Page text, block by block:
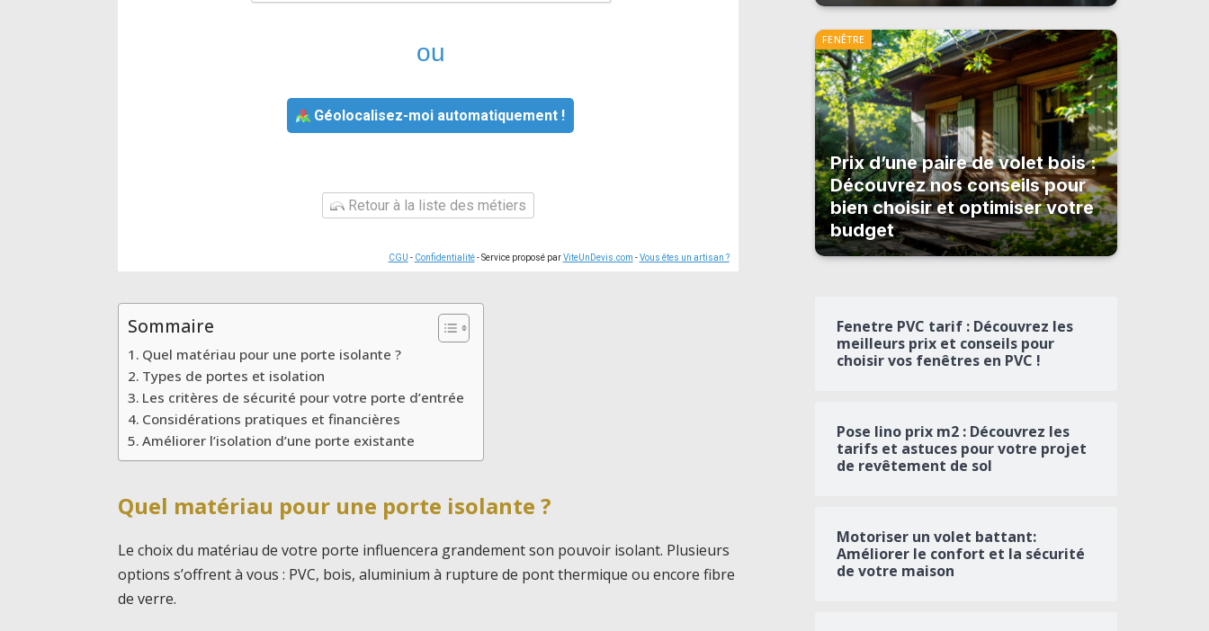
ou
Géolocalisez-moi automatiquement !
Retour à la liste des métiers
CGU - Confidentialité- Service proposé parViteUnDevis.com -Vous êtes un artisan ?
Sommaire
Quel matériau pour une porte isolante ?
Types de portes et isolation
Les critères de sécurité pour votre porte d’entrée
Considérations pratiques et financières
Améliorer l’isolation d’une porte existante
Quel matériau pour une porte isolante ?
Le choix du matériau de votre porte influencera grandement son pouvoir isolant. Plusieurs
options s’offrent à vous : PVC, bois, aluminium à rupture de pont thermique ou encore fibre
de verre.
FENÊTRE
Prix d’une paire de volet bois :
Découvrez nos conseils pour
bien choisir et optimiser votre
budget
Fenetre PVC tarif : Découvrez les
meilleurs prix et conseils pour
choisir vos fenêtres en PVC !
Pose lino prix m2 : Découvrez les
tarifs et astuces pour votre projet
de revêtement de sol
Motoriser un volet battant:
Améliorer le confort et la sécurité
de votre maison